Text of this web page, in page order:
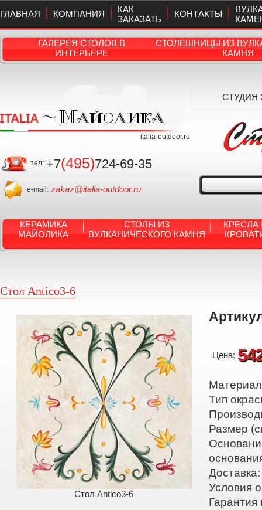
ГЛАВНАЯ КОМПАНИЯ
КАК
ЗАКАЗАТЬ
КОНТАКТЫ
ГАЛЕРЕЯ СТОЛОВ В
ИНТЕРЬЕРЕ
СТОЛЕШНИЦЫ ИЗ
КАМНЯ
italia-outdoor.ru
тел: +7(495)724-69-35
e-mail: zakaz@italia-outdoor.ru
СТУДИЯ
КЕРАМИКА
МАЙОЛИКА
СТОЛЫ ИЗ
ВУЛКАНИЧЕСКОГО КАМНЯ
КРЕСЛА
Стол Antico3-6
Стол Antico3-6
Цена:
Тип
Размер
Условия
Гарантия